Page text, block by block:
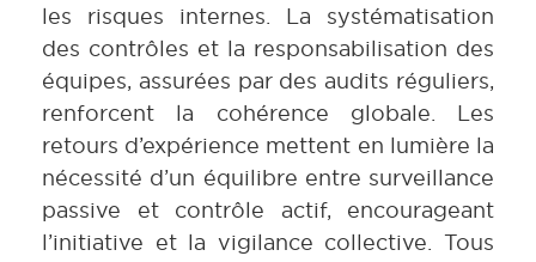
les risques internes. La systématisation
des contrôles et la responsabilisation des
équipes, assurées par des audits réguliers,
renforcent la cohérence globale. Les
retours d’expérience mettent en lumière la
nécessité d’un équilibre entre surveillance
passive et contrôle actif, encourageant
l’initiative et la vigilance collective. Tous